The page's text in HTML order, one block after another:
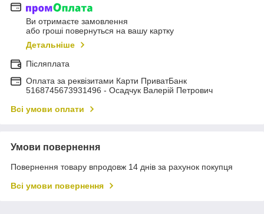
Ви отримаєте замовлення
або гроші повернуться на вашу картку
Детальніше
Післяплата
Оплата за реквізитами Карти ПриватБанк
5168745673931496 - Осадчук Валерій Петрович
Всі умови оплати
Умови повернення
Повернення товару впродовж 14 днів за рахунок покупця
Всі умови повернення